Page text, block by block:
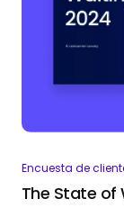
Encuesta de
The State of